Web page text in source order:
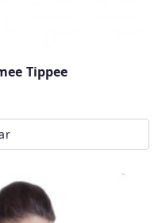
Tippee